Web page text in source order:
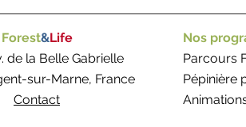
son cœur !
Forest&Life
de la Belle Gabrielle
sur-Marne, France
Contact
Nos
Parcours
Pépinière